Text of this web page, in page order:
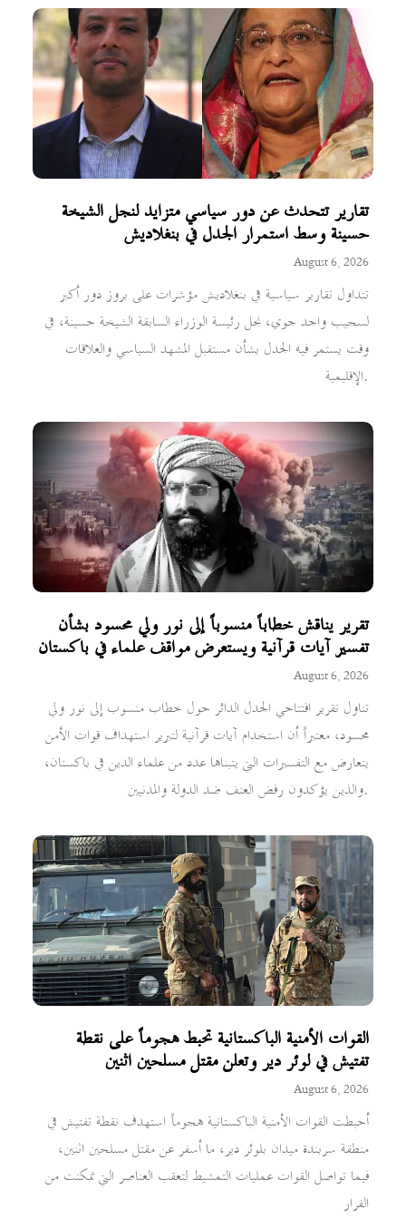
تقارير تتحدث عن دور سياسي متزايد لنجل الشيخة
حسينة وسط استمرار الجدل في بنغلاديش
August 6, 2026
تتداول تقارير سياسية في بنغلاديش مؤشرات على بروز دور أكبر
لسجيب واجد جوي، نجل رئيسة الوزراء السابقة الشيخة حسينة، في
وقت يستمر فيه الجدل بشأن مستقبل المشهد السياسي والعلاقات
الإقليمية.
تقرير يناقش خطاباً منسوباً إلى نور ولي محسود بشأن
تفسير آيات قرآنية ويستعرض مواقف علماء في باكستان
August 6, 2026
تناول تقرير افتتاحي الجدل الدائر حول خطاب منسوب إلى نور ولي
محسود، معتبراً أن استخدام آيات قرآنية لتبرير استهداف قوات الأمن
يتعارض مع التفسيرات التي يتبناها عدد من علماء الدين في باكستان،
والذين يؤكدون رفض العنف ضد الدولة والمدنيين.
القوات الأمنية الباكستانية تحبط هجوماً على نقطة
تفتيش في لوئر دير وتعلن مقتل مسلحين اثنين
August 6, 2026
أحبطت القوات الأمنية الباكستانية هجوماً استهدف نقطة تفتيش في
منطقة سربندة ميدان بلوئر دير، ما أسفر عن مقتل مسلحين اثنين،
فيما تواصل القوات عمليات التمشيط لتعقب العناصر التي تمكنت من
الفرار